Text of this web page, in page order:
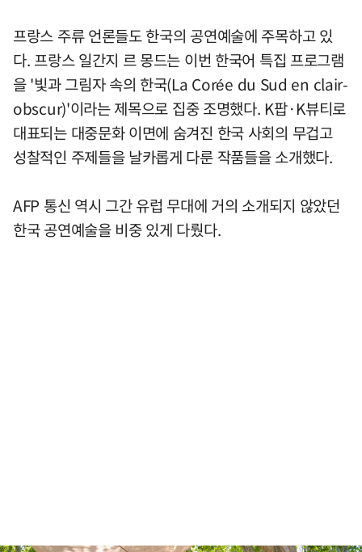
프랑스 주류 언론들도 한국의 공연예술에 주목하고 있
다. 프랑스 일간지 르 몽드는 이번 한국어 특집 프로그램
을 '빛과 그림자 속의 한국(La Corée du Sud en clair-
obscur)'이라는 제목으로 집중 조명했다. K팝·K뷰티로
대표되는 대중문화 이면에 숨겨진 한국 사회의 무겁고
성찰적인 주제들을 날카롭게 다룬 작품들을 소개했다.
AFP 통신 역시 그간 유럽 무대에 거의 소개되지 않았던
한국 공연예술을 비중 있게 다뤘다.